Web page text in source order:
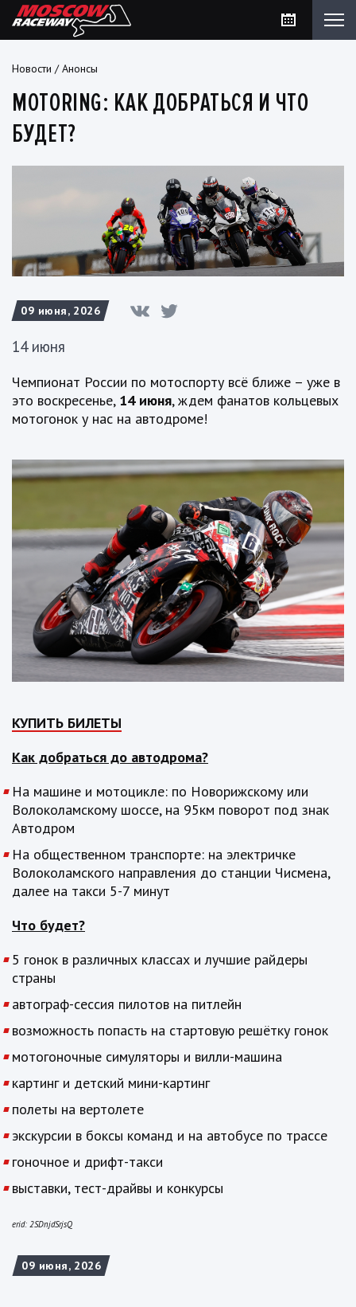
Новости /Анонсы
MOTORING: КАК ДОБРАТЬСЯ И ЧТО
БУДЕТ?
09 июня, 2026
14 июня
Чемпионат России по мотоспорту всё ближе – уже в
это воскресенье, 14 июня, ждем фанатов кольцевых
мотогонок у нас на автодроме!
КУПИТЬ БИЛЕТЫ
Как добраться до автодрома?
На машине и мотоцикле: по Новорижскому или
Волоколамскому шоссе, на 95км поворот под знак
Автодром
На общественном транспорте: на электричке
Волоколамского направления до станции Чисмена,
далее на такси 5-7 минут
Что будет?
5 гонок в различных классах и лучшие райдеры
страны
автограф-сессия пилотов на питлейн
возможность попасть на стартовую решётку гонок
мотогоночные симуляторы и вилли-машина
картинг и детский мини-картинг
полеты на вертолете
экскурсии в боксы команд и на автобусе по трассе
гоночное и дрифт-такси
выставки, тест-драйвы и конкурсы
erid: 2SDnjdSrjsQ
09 июня, 2026